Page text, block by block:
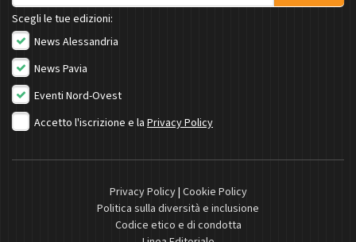
Scegli le tue edizioni:
News Alessandria
News Pavia
Eventi Nord-Ovest
Accetto l'iscrizione e la Privacy Policy
Privacy Policy| Cookie Policy
Politica sulla diversità e inclusione
Codice etico e di condotta